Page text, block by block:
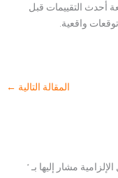
أحدث التقييمات قبل
واقعية.
المقالة التالية ←
مشار إليها بـ *